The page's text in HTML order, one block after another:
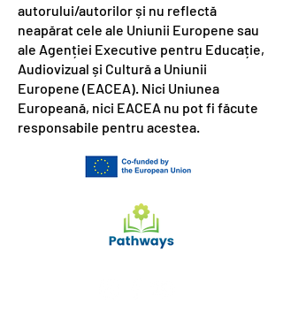
autorului/autorilor și nu reflectă
neapărat cele ale Uniunii Europene sau
ale Agenției Executive pentru Educație,
Audiovizual și Cultură a Uniunii
Europene (EACEA). Nici Uniunea
Europeană, nici EACEA nu pot fi făcute
responsabile pentru acestea.